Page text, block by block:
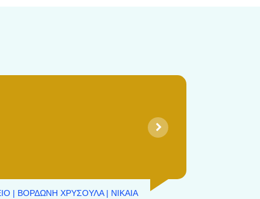
| ΒΟΡΔΩΝΗ ΧΡΥΣΟΥΛΑ | ΝΙΚΑΙΑ